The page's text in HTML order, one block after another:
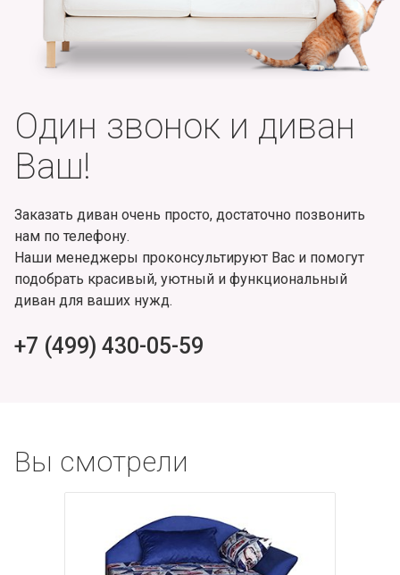
Один звонок и диван
Ваш!
Заказать диван очень просто, достаточно позвонить
нам по телефону.
Наши менеджеры проконсультируют Вас и помогут
подобрать красивый, уютный и функциональный
диван для ваших нужд.
+7 (499) 430-05-59
Вы смотрели